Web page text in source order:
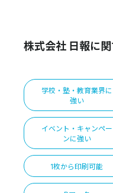
株式会社 日報に
学校・塾・教育業界に
強い
イベント・キャンペー
ンに強い
1枚から印刷可能